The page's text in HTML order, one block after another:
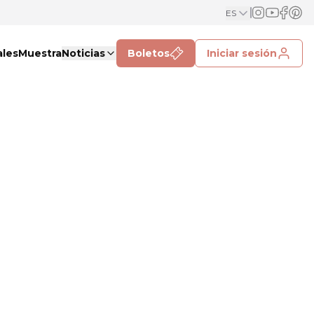
ES
MuestraNoticias Boletos Iniciar sesión